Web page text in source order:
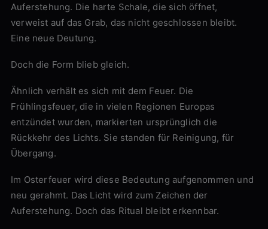
Auferstehung. Die harte Schale, die sich öffnet,
verweist auf das Grab, das nicht geschlossen bleibt.
Eine neue Deutung.
Doch die Form blieb gleich.
Ähnlich verhält es sich mit dem Feuer. Die
Frühlingsfeuer, die in vielen Regionen Europas
entzündet wurden, markierten ursprünglich die
Rückkehr des Lichts. Sie standen für Reinigung, für
Übergang.
Im Osterfeuer wird diese Bedeutung aufgenommen und
neu gerahmt. Das Licht wird zum Zeichen der
Auferstehung. Doch das Ritual bleibt erkennbar.